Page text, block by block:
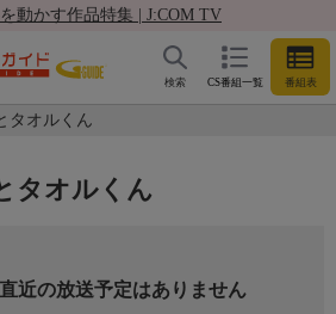
動かす作品特集 | J:COM TV
CS番組一覧 番組表
検索
タオルくん
タオルくん
直近の放送予定はありません